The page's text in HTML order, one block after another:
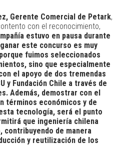
Gerente Comercial de Petark,
con el reconocimiento,
estuvo en pausa durante
este concurso es muy
fuimos seleccionados
sino que especialmente
el apoyo de dos tremendas
y Fundación Chile a través de
Además, demostrar con el
términos económicos y de
tecnología, será el punto
que ingeniería chilena
contribuyendo de manera
y reutilización de los